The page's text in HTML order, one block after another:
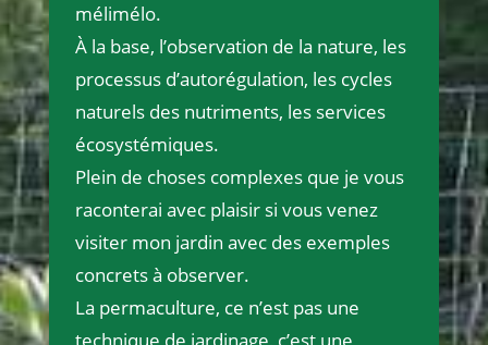
mélimélo.
À la base, l’observation de la nature, les
processus d’autorégulation, les cycles
naturels des nutriments, les services
écosystémiques.
Plein de choses complexes que je vous
raconterai avec plaisir si vous venez
visiter mon jardin avec des exemples
concrets à observer.
La permaculture, ce n’est pas une